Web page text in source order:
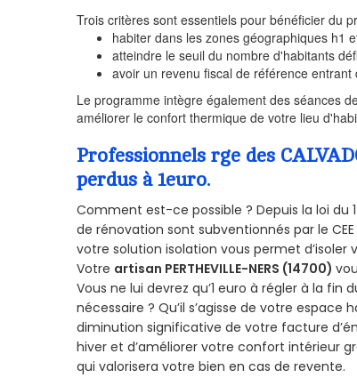
Trois critères sont essentiels pour bénéficier du
habiter dans les zones géographiques h1
atteindre le seuil du nombre d'habitants
avoir un revenu fiscal de référence
Le programme intègre également des séances
améliorer le confort thermique de votre lieu
Professionnels rge des
perdus à 1euro.
Comment est-ce possible ? Depuis la loi du
de rénovation sont subventionnés par le
votre solution isolation vous permet
Votre artisan PERTHEVILLE-NERS (14700)
Vous ne lui devrez qu’1 euro à régler à la fin
nécessaire ? Qu’il s’agisse de votre
diminution significative de votre facture
hiver et d’améliorer votre confort intérieur
qui valorisera votre bien en cas de revente.